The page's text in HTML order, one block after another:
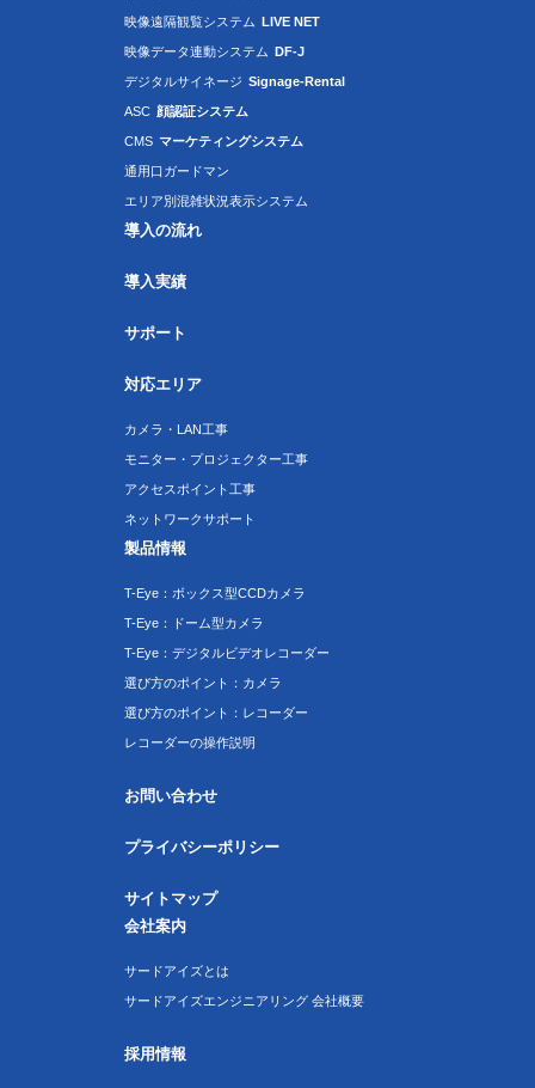
映像遠隔観覧システム LIVE NET
映像データ連動システム DF-J
デジタルサイネージ Signage-Rental
ASC 顔認証システム
CMS マーケティングシステム
通用口ガードマン
エリア別混雑状況表示システム
導入の流れ
導入実績
サポート
対応エリア
カメラ・LAN工事
モニター・プロジェクター工事
アクセスポイント工事
ネットワークサポート
製品情報
T-Eye：ボックス型CCDカメラ
T-Eye：ドーム型カメラ
T-Eye：デジタルビデオレコーダー
選び方のポイント：カメラ
選び方のポイント：レコーダー
レコーダーの操作説明
お問い合わせ
プライバシーポリシー
サイトマップ
会社案内
サードアイズとは
サードアイズエンジニアリング 会社概要
採用情報